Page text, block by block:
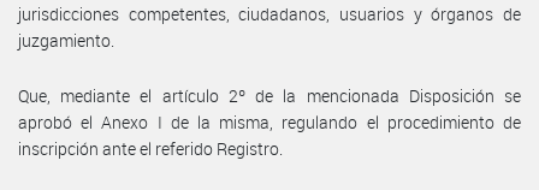
jurisdicciones competentes, ciudadanos, usuarios y órganos de
juzgamiento.
Que, mediante el artículo 2º de la mencionada Disposición se
aprobó el Anexo I de la misma, regulando el procedimiento de
inscripción ante el referido Registro.